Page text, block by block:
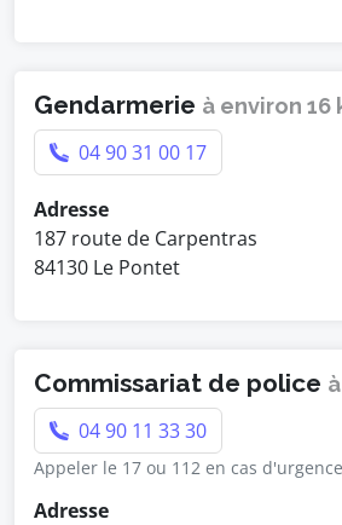
Gendarmerie à environ 16
04 90 31 00 17
Adresse
187 route de Carpentras
84130 Le Pontet
Commissariat de police
04 90 11 33 30
Appeler le 17 ou 112 en cas d'urgence
Adresse